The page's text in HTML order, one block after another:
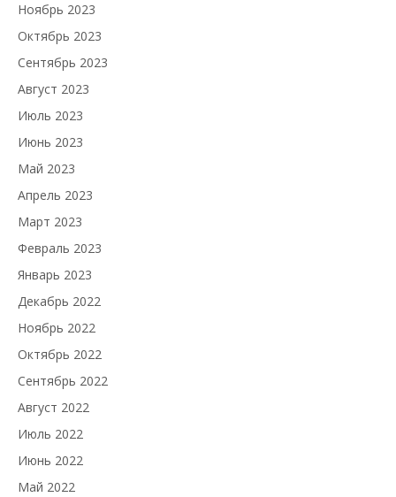
Ноябрь 2023
Октябрь 2023
Сентябрь 2023
Август 2023
Июль 2023
Июнь 2023
Май 2023
Апрель 2023
Март 2023
Февраль 2023
Январь 2023
Декабрь 2022
Ноябрь 2022
Октябрь 2022
Сентябрь 2022
Август 2022
Июль 2022
Июнь 2022
Май 2022